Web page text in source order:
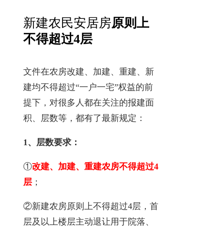
新建农民安居房原则上
不得超过4层
文件在农房改建、加建、重建、新
建均不得超过“一户一宅”权益的前
提下，对很多人都在关注的报建面
积、层数等，都有了最新规定：
1、层数要求：
①改建、加建、重建农房不得超过4
层 ；
②新建农房原则上不得超过4层，首
层及以上楼层主动退让用于院落、